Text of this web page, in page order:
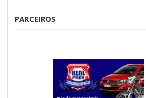
PARCEIROS